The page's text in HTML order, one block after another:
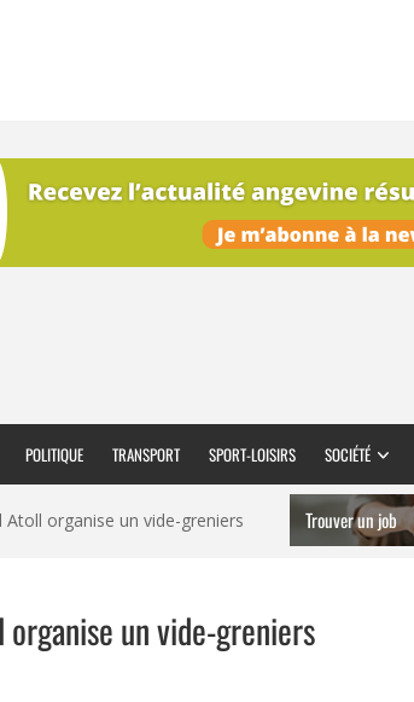
POLITIQUE TRANSPORT SPORT-LOISIRS SOCIÉTÉ
organise un vide-greniers Trouver un job
un vide-greniers